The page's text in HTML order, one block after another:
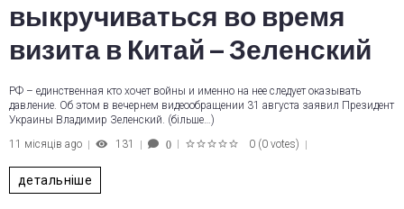
выкручиваться во время
визита в Китай – Зеленский
РФ – единственная кто хочет войны и именно на нее следует оказывать
давление. Об этом в вечернем видеообращении 31 августа заявил Президент
Украины Владимир Зеленский. (більше…)
11 місяців ago
131 0 0 (0 votes)
детальніше